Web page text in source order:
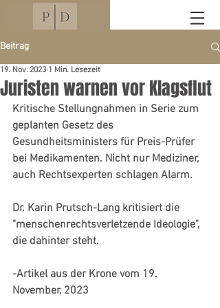
Beitrag
Juristen warnen vor Klagsflut
19. Nov. 2023 1 Min. Lesezeit
Kritische Stellungnahmen in Serie zum
geplanten Gesetz des
Gesundheitsministers für Preis-Prüfer
bei Medikamenten. Nicht nur Mediziner,
auch Rechtsexperten schlagen Alarm.
Dr. Karin Prutsch-Lang kritisiert die
"menschenrechtsverletzende Ideologie",
die dahinter steht.
-Artikel aus der Krone vom 19.
November, 2023